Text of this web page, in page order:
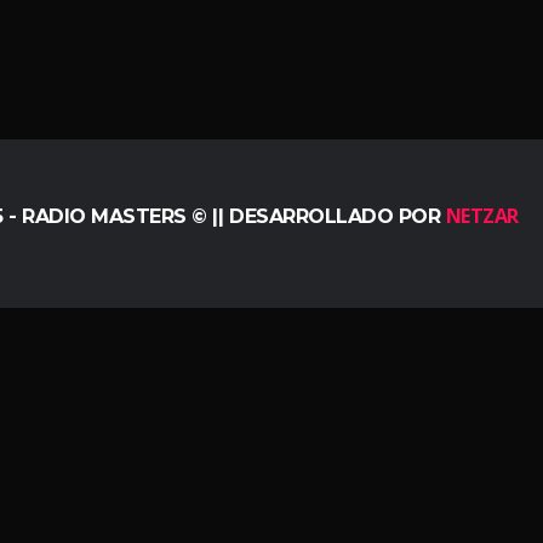
- RADIO MASTERS © || DESARROLLADO POR NETZAR